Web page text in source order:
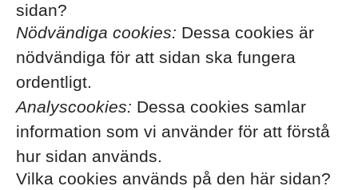
sidan?
Nödvändiga cookies: Dessa cookies är
nödvändiga för att sidan ska fungera
ordentligt.
Analyscookies: Dessa cookies samlar
information som vi använder för att förstå
hur sidan används.
Vilka cookies används på den här sidan?